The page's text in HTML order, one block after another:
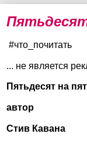
#что_почитать
... не является
Пятьдесят на
автор
Стив Кавана